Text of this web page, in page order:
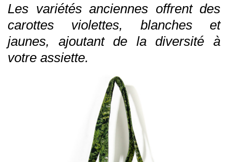
Les variétés anciennes offrent des
carottes violettes, blanches et
jaunes, ajoutant de la diversité à
votre assiette.